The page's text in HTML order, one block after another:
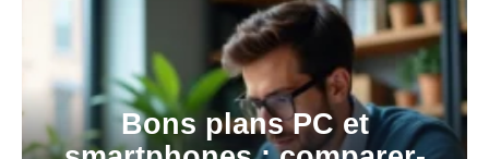
Bons plans PC et